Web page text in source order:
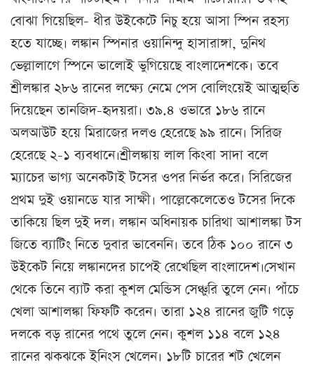
বোঝা গিয়েছিল- ধীর উইকেটে নিচু হয়ে আসা স্পিন রহস্য
হতে যাচ্ছে। লঙ্কান স্পিনার ওয়ানিন্দু হাসারাঙ্গা, দুনিথ
ভেল্লালাগে স্পিনে ভালোই ভুগিয়েছে বাংলাদেশকে। তবে
শ্রীলঙ্কার ২৮৬ রানের লক্ষ্যে নেমে পেস বোলিংয়েই আত্মহুতি
দিয়েছেন তানজিদ-হৃদয়রা। ৩৯.৪ ওভারে ১৮৬ রানে
অলআউট হয়ে মিরাজের দলও হেরেছে ৯৯ রানে। সিরিজ
হেরেছে ২-১ ব্যবধানে।শ্রীলঙ্কায় লাল কিংবা সাদা বলে
ম্যাচের ভাগ্য অনেকটাই টসের ওপর নির্ভর করে। সিরিজের
প্রথম দুই ওয়ানডে যার সাক্ষী। পাল্লেকেলেতেও টসের দিকে
তাকিয়ে ছিল দুই দল। লঙ্কান অধিনায়ক চারিথা আশালঙ্কা টস
জিতে ব্যাটিং নিতে দুবার ভাবেননি। তবে ঠিক ১০০ রানে ৩
উইকেট নিয়ে লঙ্কানদের চাপেই রেখেছিল বাংলাদেশ।সেখান
থেকে তিনে ব্যাট করা কুশল মেন্ডিস সেঞ্চুরি তুলে নেন। পাঁচে
খেলা আশালঙ্কা ফিফটি করেন। তারা ১২৪ রানের জুটি গড়ে
দলকে বড় রানের পথে তুলে নেন। কুশল ১১৪ বলে ১২৪
রানের ঝকঝকে ইনিংস খেলেন। ১৮টি চারের শট খেলেন